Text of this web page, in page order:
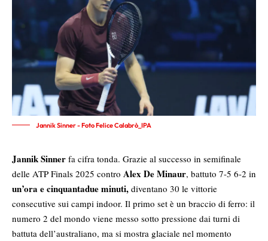
Jannik Sinner - Foto Felice Calabrò_IPA
Jannik Sinner fa cifra tonda. Grazie al successo in semifinale
delle ATP Finals 2025 contro Alex De Minaur, battuto 7-5 6-2 in
un’ora e cinquantadue minuti, diventano 30 le vittorie
consecutive sui campi indoor. Il primo set è un braccio di ferro: il
numero 2 del mondo viene messo sotto pressione dai turni di
battuta dell’australiano, ma si mostra glaciale nel momento